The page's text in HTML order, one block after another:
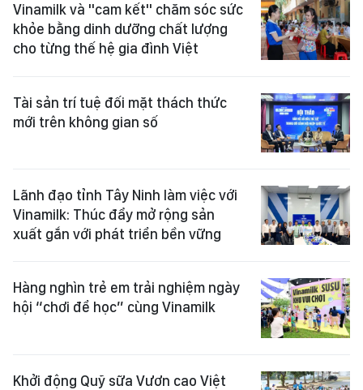
Vinamilk và "cam kết" chăm sóc sức
khỏe bằng dinh dưỡng chất lượng
cho từng thế hệ gia đình Việt
Tài sản trí tuệ đối mặt thách thức
mới trên không gian số
Lãnh đạo tỉnh Tây Ninh làm việc với
Vinamilk: Thúc đẩy mở rộng sản
xuất gắn với phát triển bền vững
Hàng nghìn trẻ em trải nghiệm ngày
hội “chơi để học” cùng Vinamilk
Khởi động Quỹ sữa Vươn cao Việt